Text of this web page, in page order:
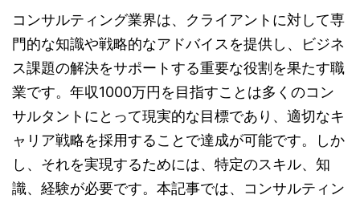
コンサルティング業界は、クライアントに対して専
門的な知識や戦略的なアドバイスを提供し、ビジネ
ス課題の解決をサポートする重要な役割を果たす職
業です。年収1000万円を目指すことは多くのコン
サルタントにとって現実的な目標であり、適切なキ
ャリア戦略を採用することで達成が可能です。しか
し、それを実現するためには、特定のスキル、知
識、経験が必要です。本記事では、コンサルティン